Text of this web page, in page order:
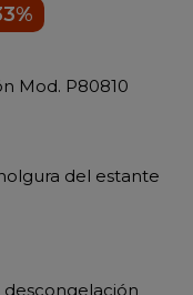
Mod. P80810
del estante